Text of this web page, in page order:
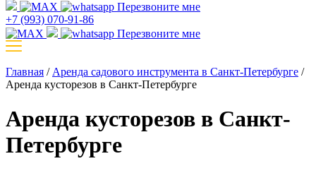
Перезвоните мне
+7 (993) 070-91-86
Перезвоните мне
Главная / Аренда садового инструмента в Санкт-Петербурге /
Аренда кусторезов в Санкт-Петербурге
Аренда кусторезов в Санкт-
Петербурге